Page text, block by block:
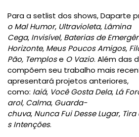
Para a setlist dos shows, Daparte
o Mal Humor, Ultravioleta, Lâmina
Cega, Invisível, Baterias de
Horizonte, Meus Poucos Amigos,
Pão, Templose O Vazio. Além das
compõem seu trabalho mais
apresentará projetos anteriores,
como: Iaiá, Você Gosta Dela, Lá
arol, Calma, Guarda-
chuva, Nunca Fui Desse Lugar, Tira
s Intenções.